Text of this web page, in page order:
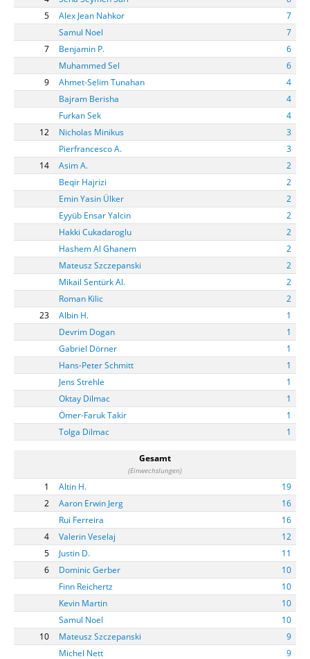
5
Alex Jean Nahkor
7
Samul Noel
7
7
Benjamin P.
6
Muhammed Sel
6
9
Ahmet-Selim Tunahan
4
Bajram Berisha
4
Furkan Sek
4
12
Nicholas Minikus
3
Pierfrancesco A.
3
14
Asim A.
2
Beqir Hajrizi
2
Emin Yasin Ülker
2
Eyyüb Ensar Yalcin
2
Hakki Cukadaroglu
2
Hashem Al Ghanem
2
Mateusz Szczepanski
2
Mikail Sentürk Al.
2
Roman Kilic
2
23
Albin H.
1
Devrim Dogan
1
Gabriel Dörner
1
Hans-Peter Schmitt
1
Jens Strehle
1
Oktay Dilmac
1
Ömer-Faruk Takir
1
Tolga Dilmac
1
Gesamt
(Einwechslungen)
1 Altin H.
19
2
Aaron Erwin Jerg
16
Rui Ferreira
16
4
Valerin Veselaj
12
5
Justin D.
11
6
Dominic Gerber
10
Finn Reichertz
10
Kevin Martin
10
Samul Noel
10
10
Mateusz Szczepanski
9
Michel Nett
9